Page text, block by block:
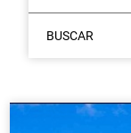
BUSCAR